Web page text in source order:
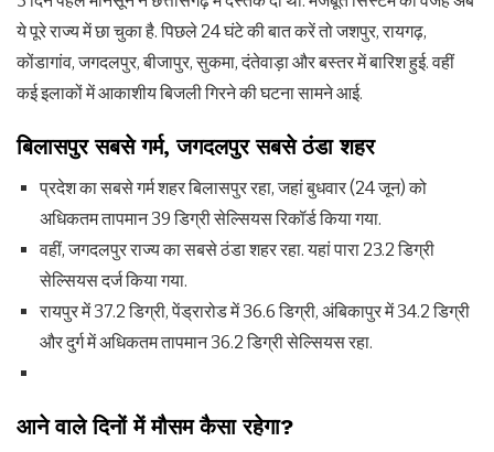
ये पूरे राज्य में छा चुका है. पिछले 24 घंटे की बात करें तो जशपुर, रायगढ़,
कोंडागांव, जगदलपुर, बीजापुर, सुकमा, दंतेवाड़ा और बस्तर में बारिश हुई. वहीं
कई इलाकों में आकाशीय बिजली गिरने की घटना सामने आई.
बिलासपुर सबसे गर्म, जगदलपुर सबसे ठंडा शहर
प्रदेश का सबसे गर्म शहर बिलासपुर रहा, जहां बुधवार (24 जून) को
अधिकतम तापमान 39 डिग्री सेल्सियस रिकॉर्ड किया गया.
वहीं, जगदलपुर राज्य का सबसे ठंडा शहर रहा. यहां पारा 23.2 डिग्री
सेल्सियस दर्ज किया गया.
रायपुर में 37.2 डिग्री, पेंड्रारोड में 36.6 डिग्री, अंबिकापुर में 34.2 डिग्री
और दुर्ग में अधिकतम तापमान 36.2 डिग्री सेल्सियस रहा.
आने वाले दिनों में मौसम कैसा रहेगा?